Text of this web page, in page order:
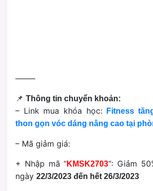
——–
📌 Thông tin chuyển khoản:
– Link mua khóa học:
Fitness
thon gọn vóc dáng nâng cao tại
– Mã giảm giá:
+ Nhập mã “KMSK2703“: Giảm
ngày 22/3/2023 đến hết 26/3/2023